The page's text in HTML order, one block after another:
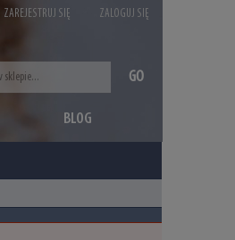
ZAREJESTRUJ SIĘ ZALOGUJ SIĘ
GO
BLOG